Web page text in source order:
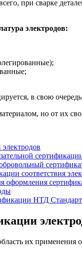
при сварке
электродов:
в свою
но от их
соответствия
оформления
НТД
их